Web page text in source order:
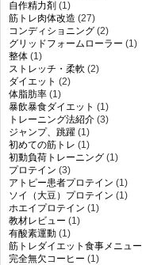
自作精力剤 (1)
筋トレ肉体改造 (27)
コンディショニング (2)
グリッドフォームローラー (1)
整体 (1)
ストレッチ・柔軟 (2)
ダイエット (2)
体脂肪率 (1)
暴飲暴食ダイエット (1)
トレーニング法紹介 (3)
ジャンプ、跳躍 (1)
初めての筋トレ (1)
初動負荷トレーニング (1)
プロテイン (3)
アトピー患者プロテイン (1)
ソイ（大豆）プロテイン (1)
ホエイプロテイン (1)
教材レビュー (1)
有酸素運動 (1)
筋トレダイエット食事メニュー
完全無欠コーヒー (1)